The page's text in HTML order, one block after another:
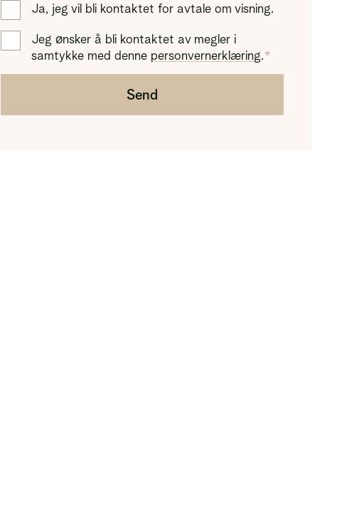
Ja, jeg vil bli kontaktet for avtale om visning.
Jeg ønsker å bli kontaktet av megler i
samtykke med denne personvernerklæring.
Send